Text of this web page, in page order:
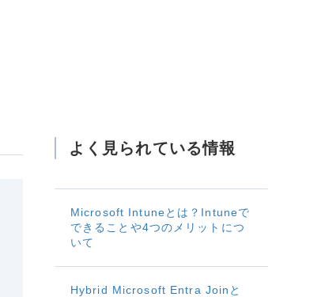
よく見られている情報
Microsoft Intuneとは？Intuneで
できることや4つのメリットにつ
いて
Hybrid Microsoft Entra Joinと